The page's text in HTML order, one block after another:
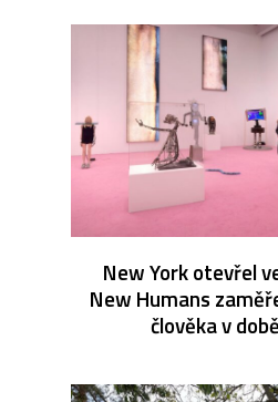
New York otevřel
New Humans
člověka v